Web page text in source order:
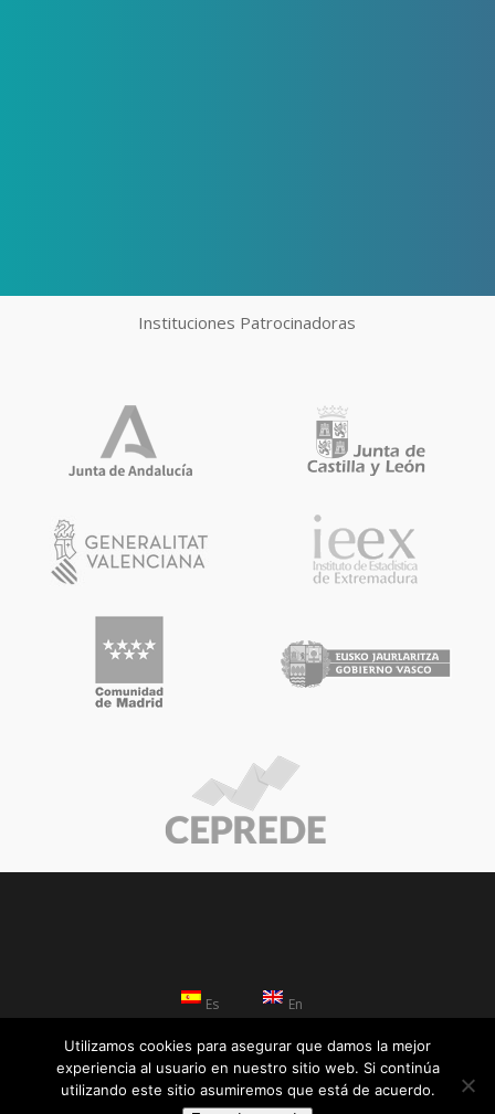
Instituciones Patrocinadoras
Es En
© 2026 C-Intereg. Todos los derechos reservados.
Utilizamos cookies para asegurar que damos la mejor
experiencia al usuario en nuestro sitio web. Si continúa
utilizando este sitio asumiremos que está de acuerdo.